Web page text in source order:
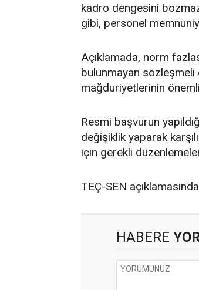
kadro dengesini
gibi, personel
Açıklamada, norm
bulunmayan
mağduriyetlerinin
Resmi başvurun
değişiklik yaparak
için gerekli
TEÇ-SEN
HABERE